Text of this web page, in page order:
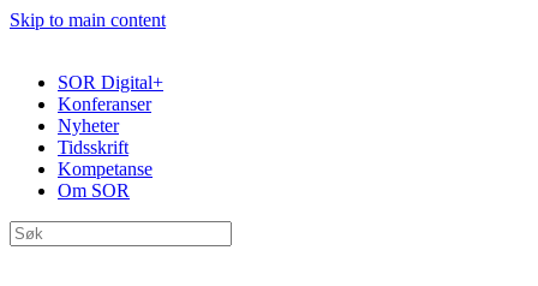
Skip to main content
SOR Digital+
Konferanser
Nyheter
Tidsskrift
Kompetanse
Om SOR